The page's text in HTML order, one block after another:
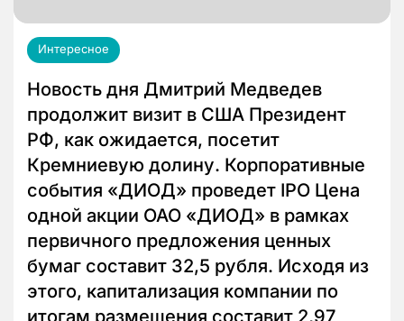
Интересное
Новость дня Дмитрий Медведев
продолжит визит в США Президент
РФ, как ожидается, посетит
Кремниевую долину. Корпоративные
события «ДИОД» проведет IPO Цена
одной акции ОАО «ДИОД» в рамках
первичного предложения ценных
бумаг составит 32,5 рубля. Исходя из
этого, капитализация компании по